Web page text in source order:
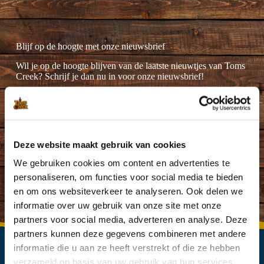
Deze website maakt gebruik van cookies
We gebruiken cookies om content en advertenties te
personaliseren, om functies voor social media te bieden
en om ons websiteverkeer te analyseren. Ook delen we
informatie over uw gebruik van onze site met onze
partners voor social media, adverteren en analyse. Deze
partners kunnen deze gegevens combineren met andere
informatie die u aan ze heeft verstrekt of die ze hebben
Blijf op de hoogte met onze nieuwsbrief
Wil je op de hoogte blijven van de laatste nieuwtjes van Toms
Creek? Schrijf je dan nu in voor onze nieuwsbrief!
Ik ga akkoord met deprivacyverklaring.(Vereist)